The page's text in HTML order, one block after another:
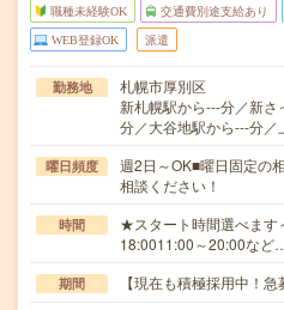
職種未経験OK 交通費別途支給あり
WEB登録OK 派遣
勤務地
札幌市厚別区
新札幌駅から---分／新
分／大谷地駅から---分／
曜日頻度
週2日～OK■曜日固定の
相談ください！
時間
★スタート時間選べます
18:0011:00～20:00など
期間 【現在も積極採用中！